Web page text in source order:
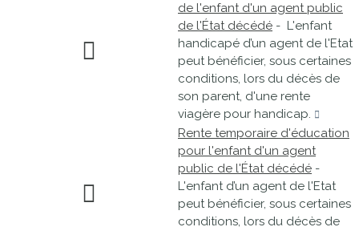
de l'enfant d'un agent public
de l'État décédé - L'enfant
handicapé d’un agent de l'Etat
peut bénéficier, sous certaines
conditions, lors du décès de
son parent, d'une rente
viagère pour handicap.
Rente temporaire d'éducation
pour l'enfant d'un agent
public de l'État décédé -
L'enfant d’un agent de l'Etat
peut bénéficier, sous certaines
conditions, lors du décès de